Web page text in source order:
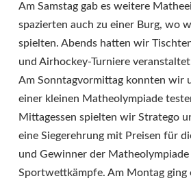
Am Samstag gab es weitere
spazierten auch zu einer Burg, wo
spielten. Abends hatten wir
und Airhockey-Turniere
Am Sonntagvormittag konnten wir
einer kleinen Matheolympiade
Mittagessen spielten wir Stratego
eine Siegerehrung mit Preisen für
und Gewinner der
Sportwettkämpfe. Am Montag ging